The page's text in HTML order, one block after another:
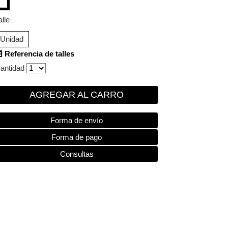
Unidad
Referencia de talles
AGREGAR AL CARRO
Forma de envío
Forma de pago
Consultas